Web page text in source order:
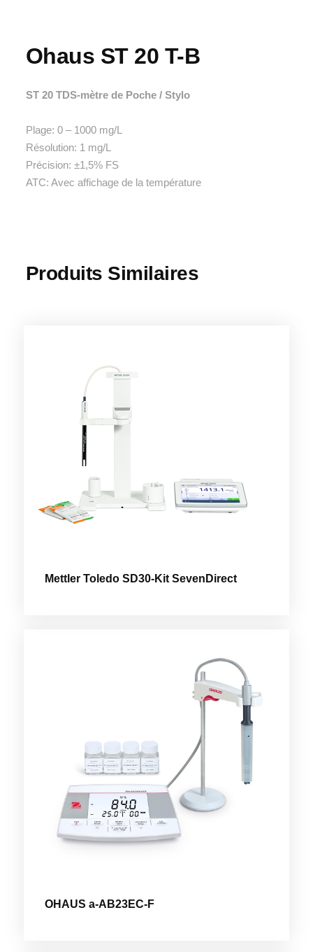
Ohaus ST 20 T-B
ST 20 TDS-mètre de Poche / Stylo
Plage: 0 – 1000 mg/L
Résolution: 1 mg/L
Précision: ±1,5% FS
ATC: Avec affichage de la température
Produits Similaires
Mettler Toledo SD30-Kit SevenDirect
OHAUS a-AB23EC-F